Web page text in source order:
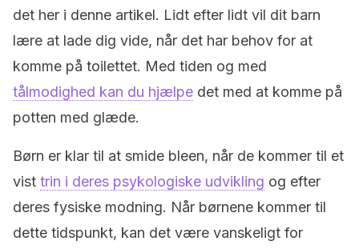
det her i denne artikel. Lidt efter lidt vil dit barn
lære at lade dig vide, når det har behov for at
komme på toilettet. Med tiden og med
tålmodighed kan du hjælpe det med at komme på
potten med glæde.
Børn er klar til at smide bleen, når de kommer til et
vist trin i deres psykologiske udvikling og efter
deres fysiske modning. Når børnene kommer til
dette tidspunkt, kan det være vanskeligt for